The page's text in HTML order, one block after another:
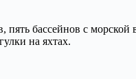
бассейнов с
на яхтах.